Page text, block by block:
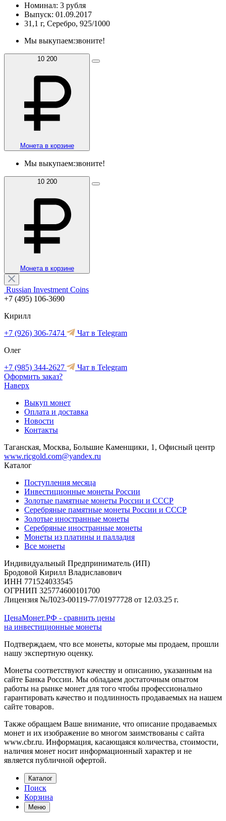
Номинал: 3 рубля
Выпуск: 01.09.2017
31,1 г, Серебро, 925/1000
Мы выкупаем:звоните!
10 200
Монета в корзине
Мы выкупаем:звоните!
10 200
Монета в корзине
Russian Investment Coins
+7 (495) 106-3690
Кирилл
+7 (926) 306-7474
Чат в Telegram
Олег
+7 (985) 344-2627
Чат в Telegram
Оформить заказ?
Наверх
Выкуп монет
Оплата и доставка
Новости
Контакты
Таганская, Москва, Большие Каменщики, 1, Офисный центр
www.ricgold.com@yandex.ru
Каталог
Поступления месяца
Инвестиционные монеты России
Золотые памятные монеты России и СССР
Серебряные памятные монеты России и СССР
Золотые иностранные монеты
Серебряные иностранные монеты
Монеты из платины и палладия
Все монеты
Индивидуальный Предприниматель (ИП)
Бродовой Кирилл Владиславович
ИНН 771524033545
ОГРНИП 325774600101700
Лицензия №Л023-00119-77/01977728 от 12.03.25 г.
ЦенаМонет.РФ - сравнить цены
на инвестиционные монеты
Подтверждаем, что все монеты, которые мы продаем, прошли
нашу экспертную оценку.
Монеты соответствуют качеству и описанию, указанным на
сайте Банка России. Мы обладаем достаточным опытом
работы на рынке монет для того чтобы профессионально
гарантировать качество и подлинность продаваемых на нашем
сайте товаров.
Также обращаем Ваше внимание, что описание продаваемых
монет и их изображение во многом заимствованы с сайта
www.cbr.ru. Информация, касающаяся количества, стоимости,
наличия монет носит информационный характер и не
является публичной офертой.
Каталог
Поиск
Корзина
Меню